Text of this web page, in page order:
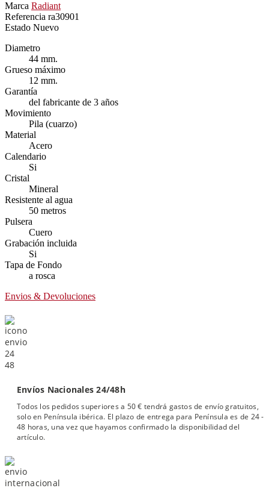
Marca Radiant
Referencia ra30901
Estado Nuevo
Diametro
44 mm.
Grueso máximo
12 mm.
Garantía
del fabricante de 3 años
Movimiento
Pila (cuarzo)
Material
Acero
Calendario
Si
Cristal
Mineral
Resistente al agua
50 metros
Pulsera
Cuero
Grabación incluida
Si
Tapa de Fondo
a rosca
Envios & Devoluciones
Envíos Nacionales 24/48h
Todos los pedidos superiores a 50 € tendrá gastos de envío gratuitos,
solo en Península ibérica. El plazo de entrega para Península es de 24 -
48 horas, una vez que hayamos confirmado la disponibilidad del
artículo.